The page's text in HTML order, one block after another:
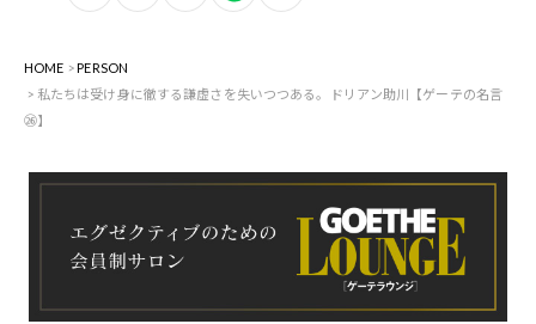
HOME
PERSON
私たちは受け身に徹する謙虚さを失いつつある。ドリアン助川【ゲーテの名言
㉖】